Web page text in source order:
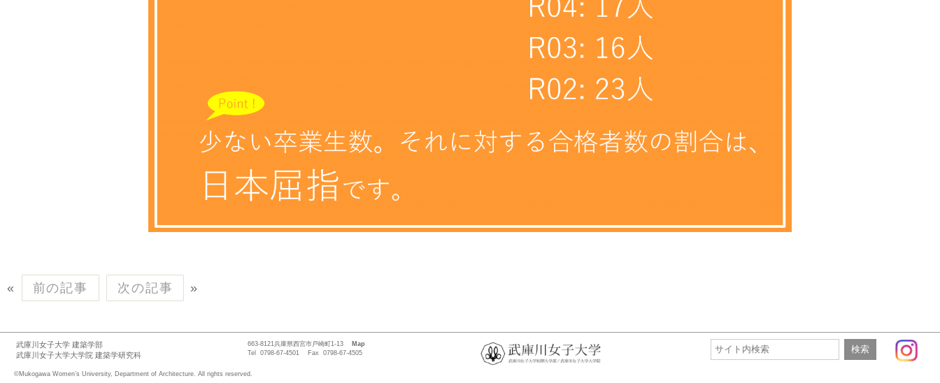
« 前の記事 次の記事 »
武庫川女子大学 建築学部
武庫川女子大学大学院 建築学研究科
663-8121兵庫県西宮市戸崎町1-13 Map
Tel 0798-67-4501 Fax 0798-67-4505
©Mukogawa Women’s University, Department of Architecture. All rights reserved.